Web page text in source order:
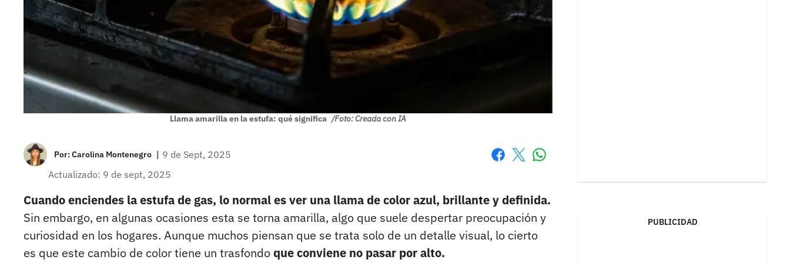
Llama amarilla en la estufa: qué significa /Foto: Creada con IA
Por:Carolina Montenegro | 9 de Sept, 2025
Actualizado: 9 de sept, 2025
Cuando enciendes la estufa de gas, lo normal es ver una llama de color azul, brillante y definida.
Sin embargo, en algunas ocasiones esta se torna amarilla, algo que suele despertar preocupación y
curiosidad en los hogares. Aunque muchos piensan que se trata solo de un detalle visual, lo cierto
es que este cambio de color tiene un trasfondoque conviene no pasar por alto.
PUBLICIDAD